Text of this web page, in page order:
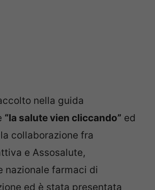
nella guida
“la salute vien cliccando” ed
collaborazione fra
e Assosalute,
nazionale farmaci di
ed è stata presentata